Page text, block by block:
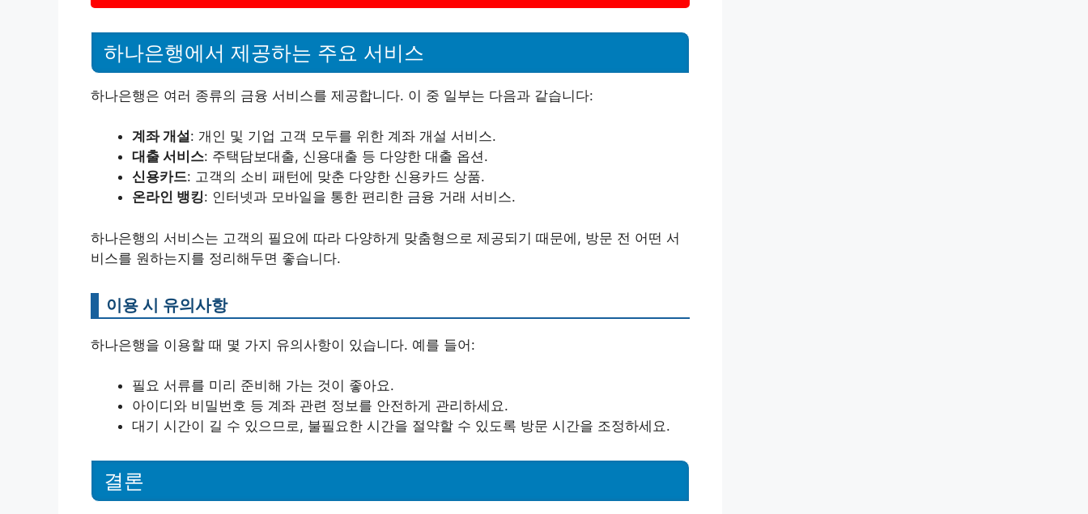
하나은행에서 제공하는 주요 서비스
하나은행은 여러 종류의 금융 서비스를 제공합니다. 이 중 일부는 다음과 같습니다:
계좌 개설: 개인 및 기업 고객 모두를 위한 계좌 개설 서비스.
대출 서비스: 주택담보대출, 신용대출 등 다양한 대출 옵션.
신용카드: 고객의 소비 패턴에 맞춘 다양한 신용카드 상품.
온라인 뱅킹: 인터넷과 모바일을 통한 편리한 금융 거래 서비스.
하나은행의 서비스는 고객의 필요에 따라 다양하게 맞춤형으로 제공되기 때문에, 방문 전 어떤 서
비스를 원하는지를 정리해두면 좋습니다.
이용 시 유의사항
하나은행을 이용할 때 몇 가지 유의사항이 있습니다. 예를 들어:
필요 서류를 미리 준비해 가는 것이 좋아요.
아이디와 비밀번호 등 계좌 관련 정보를 안전하게 관리하세요.
대기 시간이 길 수 있으므로, 불필요한 시간을 절약할 수 있도록 방문 시간을 조정하세요.
결론